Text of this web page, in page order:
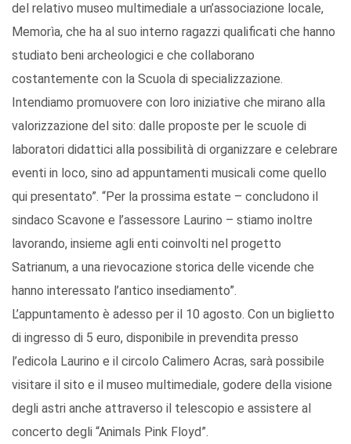
del relativo museo multimediale a un’associazione locale,
Memorìa, che ha al suo interno ragazzi qualificati che hanno
studiato beni archeologici e che collaborano
costantemente con la Scuola di specializzazione.
Intendiamo promuovere con loro iniziative che mirano alla
valorizzazione del sito: dalle proposte per le scuole di
laboratori didattici alla possibilità di organizzare e celebrare
eventi in loco, sino ad appuntamenti musicali come quello
qui presentato”. “Per la prossima estate – concludono il
sindaco Scavone e l’assessore Laurino – stiamo inoltre
lavorando, insieme agli enti coinvolti nel progetto
Satrianum, a una rievocazione storica delle vicende che
hanno interessato l’antico insediamento”.
L’appuntamento è adesso per il 10 agosto. Con un biglietto
di ingresso di 5 euro, disponibile in prevendita presso
l’edicola Laurino e il circolo Calimero Acras, sarà possibile
visitare il sito e il museo multimediale, godere della visione
degli astri anche attraverso il telescopio e assistere al
concerto degli “Animals Pink Floyd”.